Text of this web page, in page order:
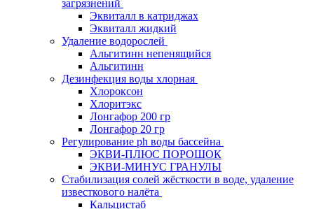
загрязнений
Эквиталл в катриджах
Эквиталл жидкий
Удаление водорослей
Альгитинн непенящийся
Альгитинн
Дезинфекция воды хлорная
Хлороксон
Хлоритэкс
Лонгафор 200 гр
Лонгафор 20 гр
Регулирование ph воды бассейна
ЭКВИ-ПЛЮС ПОРОШОК
ЭКВИ-МИНУС ГРАНУЛЫ
Стабилизация солей жёсткости в воде, удаление
известкового налёта
Кальцистаб